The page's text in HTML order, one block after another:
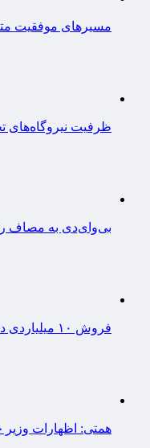
مسیرهای موفقیت
ظرفیت نیروگاه‌های
بی‌وای‌دی به مصاف
فروش ۱۰ میلیاردی در بازارهای شبانه‌روزی صنایع
همتی: اظهارات وزیر